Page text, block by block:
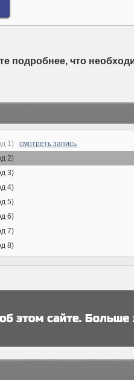
подробнее, что
1) смотреть запись
2)
3)
4)
5)
6)
7)
8)